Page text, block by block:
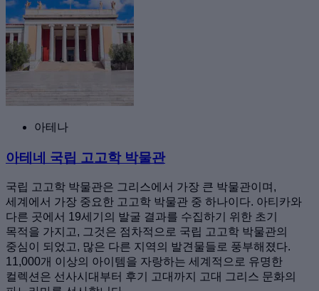
아테나
아테네 국립 고고학 박물관
국립 고고학 박물관은 그리스에서 가장 큰 박물관이며,
세계에서 가장 중요한 고고학 박물관 중 하나이다. 아티카와
다른 곳에서 19세기의 발굴 결과를 수집하기 위한 초기
목적을 가지고, 그것은 점차적으로 국립 고고학 박물관의
중심이 되었고, 많은 다른 지역의 발견물들로 풍부해졌다.
11,000개 이상의 아이템을 자랑하는 세계적으로 유명한
컬렉션은 선사시대부터 후기 고대까지 고대 그리스 문화의